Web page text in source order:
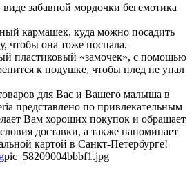
забавной мордочки бегемотика
кармашек, куда можно посадить
она тоже поспала.
пластиковый «замочек», с помощью
к подушке, чтобы плед не упал
для Вас и Вашего малыша в
представлено по привлекательным
Вам хороших покупок и обращает
доставки, а также напоминает
картой в Санкт-Петербурге!
pic_58209004bbbf1.jpg